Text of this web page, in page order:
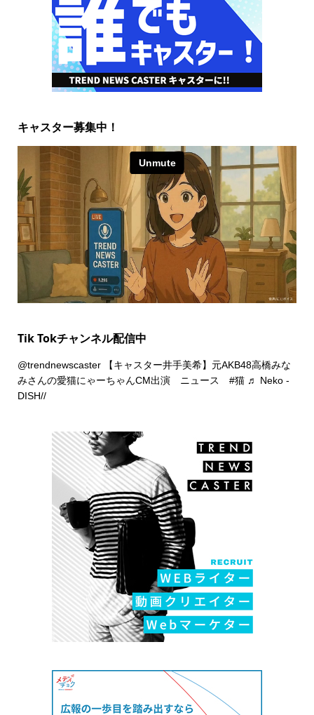
キャスター募集中！
Tik Tokチャンネル配信中
@trendnewscaster【キャスター井手美希】元AKB48高橋みな
みさんの愛猫にゃーちゃんCM出演 ニュース #猫 ♬ Neko -
DISH//